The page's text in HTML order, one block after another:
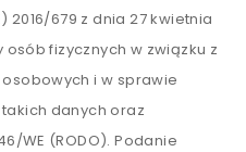
2016/679 z dnia 27 kwietnia
osób fizycznych w związku z
i w sprawie
danych oraz
WE (RODO). Podanie